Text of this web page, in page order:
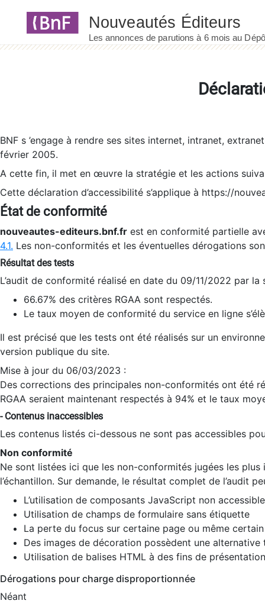
BNF s ’engage à rendre ses sites internet, intranet,
février 2005.
A cette fin, il met en œuvre la stratégie et les actions
Cette déclaration d’accessibilité s’applique à https://
État de conformité
nouveautes-editeurs.bnf.fr est en conformité partielle
4.1. Les non-conformités et les éventuelles dérogations
Résultat des tests
L’audit de conformité réalisé en date du 09/11/2022 par
66.67% des critères RGAA sont respectés.
Le taux moyen de conformité du service en ligne
Il est précisé que les tests ont été réalisés sur un
version publique du site.
Mise à jour du 06/03/2023 :
Des corrections des principales non-conformités ont été
RGAA seraient maintenant respectés à 94% et le taux
- Contenus inaccessibles
Les contenus listés ci-dessous ne sont pas accessibles
Non conformité
Ne sont listées ici que les non-conformités jugées les
l’échantillon. Sur demande, le résultat complet de l’audit
L’utilisation de composants JavaScript non
Utilisation de champs de formulaire sans étiquette
La perte du focus sur certaine page ou même
Des images de décoration possèdent une alternative
Utilisation de balises HTML à des fins de
Dérogations pour charge disproportionnée
Néant